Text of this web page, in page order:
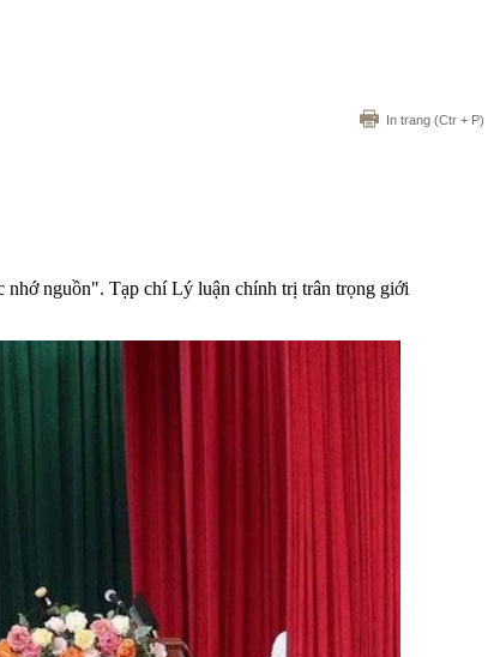
In trang (Ctr + P)
nguồn". Tạp chí Lý luận chính trị trân trọng giới